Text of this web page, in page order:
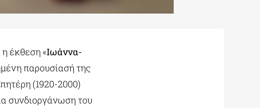
έκθεση «Ιωάννα-
παρουσίασή της
(1920-2000)
συνδιοργάνωση του